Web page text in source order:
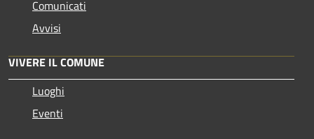
Comunicati
Avvisi
VIVERE IL COMUNE
Luoghi
Eventi